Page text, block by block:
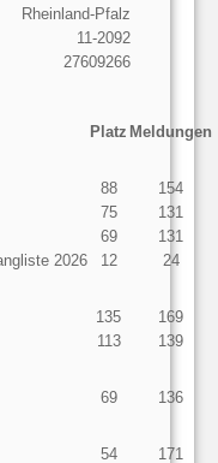
Rheinland-Pfalz
11-2092
27609266
Platz Meldungen
88
154
75
131
69
131
2026
12 24
135
169
113 139
69 136
54 171